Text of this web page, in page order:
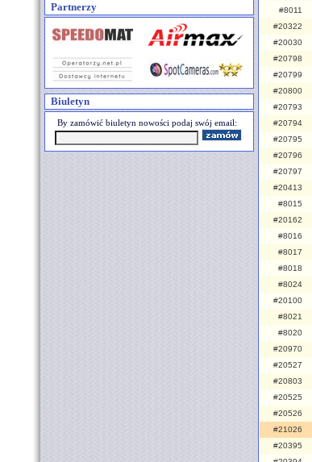
Partnerzy
Biuletyn
By zamówić biuletyn nowości podaj swój email:
#8011
#20322
#20030
#20798
#20799
#20800
#20793
#20794
#20795
#20796
#20797
#20413
#8015
#20162
#8016
#8017
#8018
#8024
#20100
#8021
#8020
#20970
#20527
#20803
#20525
#20526
#21026
#20395